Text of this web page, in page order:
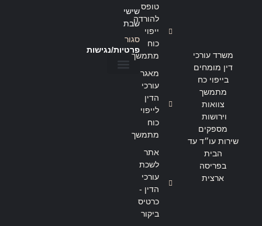
משרד עורכי
דין מומחים
בייפוי כח
מתמשך
צוואות
וירושות
מספקים
שירות עו״ד עד
הבית
בפריסה
ארצית
טופס
להורדה
ייפוי
כוח
מתמשך
מאגר
עורכי
הדין
לייפוי
כוח
מתמשך
אתר
לשכת
עורכי
הדין -
כרטיס
ביקור
שישי
שבת
סגור
פרטיות/נגישות